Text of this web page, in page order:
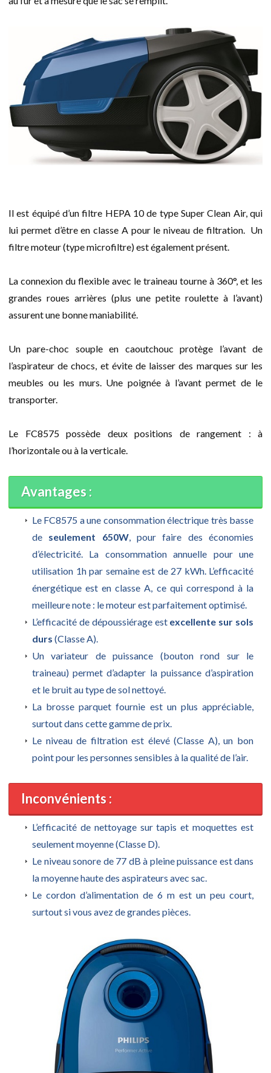
Il est équipé d’un filtre HEPA 10 de type Super Clean Air, qui
lui permet d’être en classe A pour le niveau de filtration. Un
filtre moteur (type microfiltre) est également présent.
La connexion du flexible avec le traineau tourne à 360°, et les
grandes roues arrières (plus une petite roulette à l’avant)
assurent une bonne maniabilité.
Un pare-choc souple en caoutchouc protège l’avant de
l’aspirateur de chocs, et évite de laisser des marques sur les
meubles ou les murs. Une poignée à l’avant permet de le
transporter.
Le FC8575 possède deux positions de rangement : à
l’horizontale ou à la verticale.
Avantages :
Le FC8575 a une consommation électrique très basse
de seulement 650W, pour faire des économies
d’électricité. La consommation annuelle pour une
utilisation 1h par semaine est de 27 kWh. L’efficacité
énergétique est en classe A, ce qui correspond à la
meilleure note : le moteur est parfaitement optimisé.
L’efficacité de dépoussiérage est excellente sur sols
durs (Classe A).
Un variateur de puissance (bouton rond sur le
traineau) permet d’adapter la puissance d’aspiration
et le bruit au type de sol nettoyé.
La brosse parquet fournie est un plus appréciable,
surtout dans cette gamme de prix.
Le niveau de filtration est élevé (Classe A), un bon
point pour les personnes sensibles à la qualité de l’air.
Inconvénients :
L’efficacité de nettoyage sur tapis et moquettes est
seulement moyenne (Classe D).
Le niveau sonore de 77 dB à pleine puissance est dans
la moyenne haute des aspirateurs avec sac.
Le cordon d’alimentation de 6 m est un peu court,
surtout si vous avez de grandes pièces.